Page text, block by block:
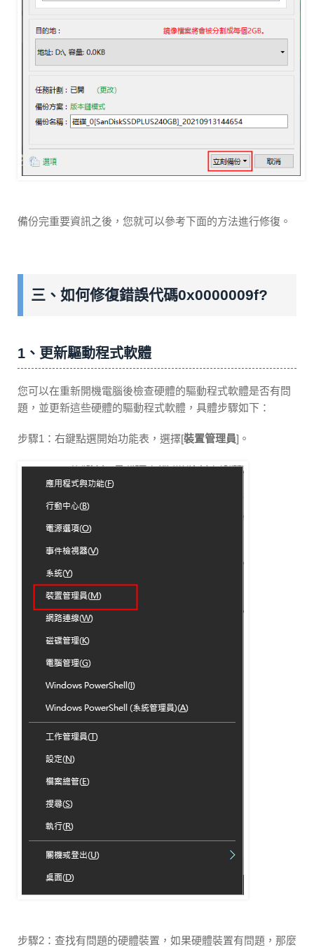
備份完重要資訊之後，您就可以參考下面的方法進行修復。
三、如何修復錯誤代碼0x0000009f?
1、更新驅動程式軟體
您可以在重新開機電腦後檢查硬體的驅動程式軟體是否有問
題，並更新這些硬體的驅動程式軟體，具體步驟如下：
步驟1：右鍵點選開始功能表，選擇[裝置管理員]。
步驟2：查找有問題的硬體裝置，如果硬體裝置有問題，那麼